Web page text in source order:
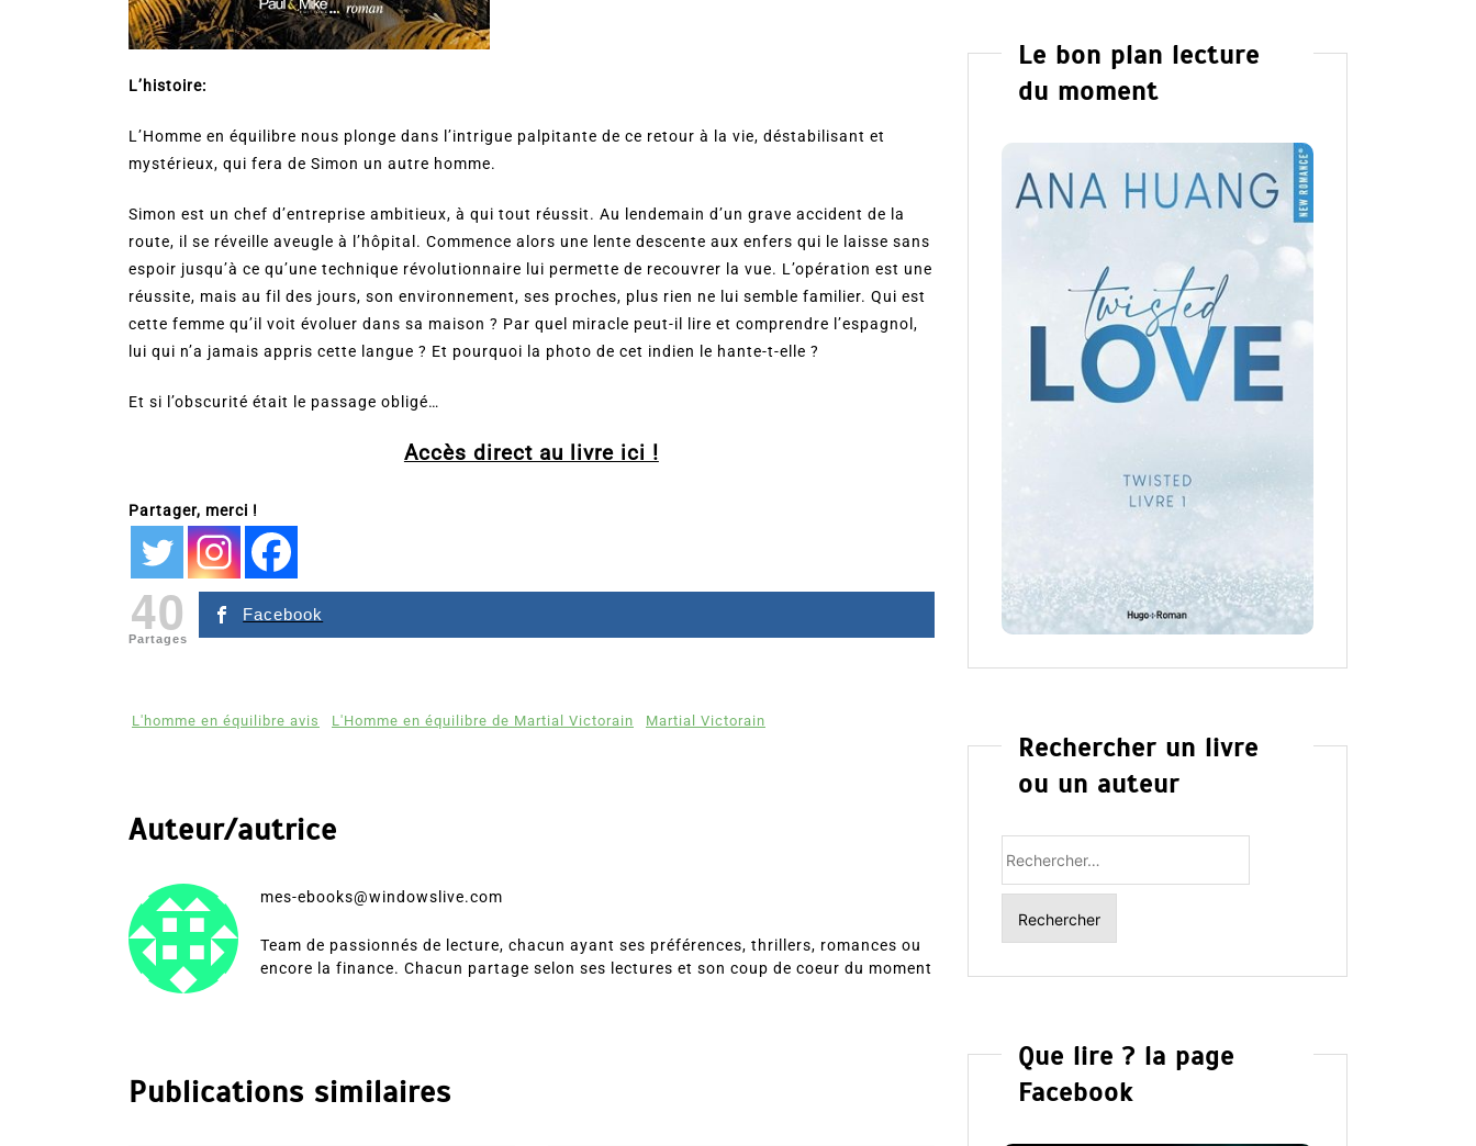
L’histoire:
L’Homme en équilibre nous plonge dans l’intrigue palpitante de ce retour à la vie, déstabilisant et
mystérieux, qui fera de Simon un autre homme.
Simon est un chef d’entreprise ambitieux, à qui tout réussit. Au lendemain d’un grave accident de la
route, il se réveille aveugle à l’hôpital. Commence alors une lente descente aux enfers qui le laisse sans
espoir jusqu’à ce qu’une technique révolutionnaire lui permette de recouvrer la vue. L’opération est une
réussite, mais au fil des jours, son environnement, ses proches, plus rien ne lui semble familier. Qui est
cette femme qu’il voit évoluer dans sa maison ? Par quel miracle peut-il lire et comprendre l’espagnol,
lui qui n’a jamais appris cette langue ? Et pourquoi la photo de cet indien le hante-t-elle ?
Et si l’obscurité était le passage obligé…
Accès direct au livre ici !
Partager, merci !
40
Partages
Facebook
L'homme en équilibre avis L'Homme en équilibre de Martial Victorain Martial Victorain
Auteur/autrice
mes-ebooks@windowslive.com
Team de passionnés de lecture, chacun ayant ses préférences, thrillers, romances ou
encore la finance. Chacun partage selon ses lectures et son coup de coeur du moment
Publications similaires
Le bon plan lecture
du moment
Rechercher un livre
ou un auteur
Que lire ? la page
Facebook